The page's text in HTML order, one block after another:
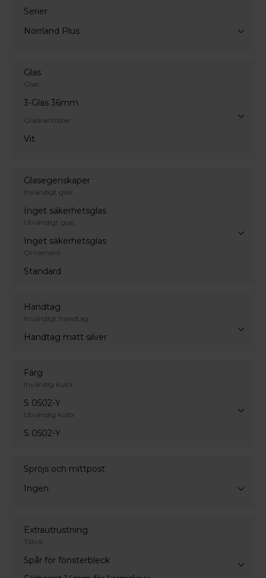
Serier
Norrland Plus
Glas
Glas
3-Glas 36mm
Glaskantlister
Vit
Glasegenskaper
Invändigt glas
Inget säkerhetsglas
Utvändigt glas
Inget säkerhetsglas
Ornament
Standard
Handtag
Invändigt handtag
Handtag matt silver
Färg
Invändig kulör
S 0502-Y
Utvändig kulör
S 0502-Y
Spröjs och mittpost
Ingen
Extrautrustning
Tillval
Spår för fönsterbleck